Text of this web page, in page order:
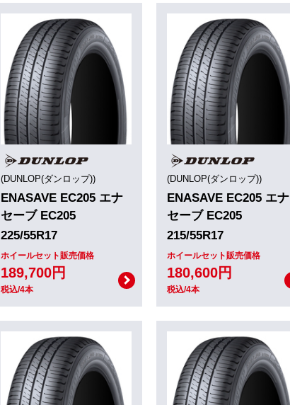
(DUNLOP(ダンロップ))
ENASAVE EC205 エナ
セーブ EC205
225/55R17
ホイールセット販売価格
189,700円
税込/4本
(DUNLOP(ダンロップ))
ENASAVE EC205 エナ
セーブ EC205
215/55R17
ホイールセット販売価格
180,600円
税込/4本